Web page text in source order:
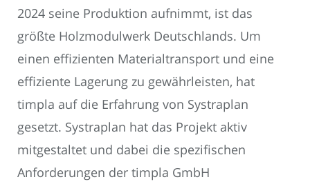
2024 seine Produktion aufnimmt, ist das
größte Holzmodulwerk Deutschlands. Um
einen effizienten Materialtransport und eine
effiziente Lagerung zu gewährleisten, hat
timpla auf die Erfahrung von Systraplan
gesetzt. Systraplan hat das Projekt aktiv
mitgestaltet und dabei die spezifischen
Anforderungen der timpla GmbH